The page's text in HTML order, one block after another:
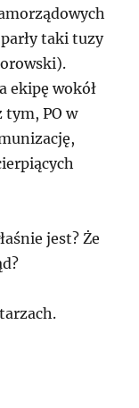
taki tuzy
ekipę wokół
PO w
jest? Że